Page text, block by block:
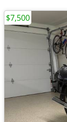
$7,500